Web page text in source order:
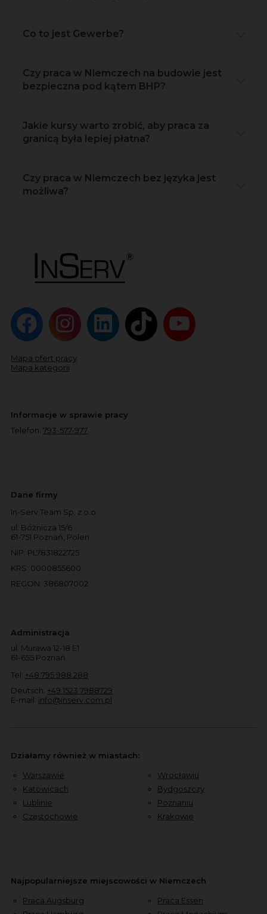
Co to jest Gewerbe?
Czy praca w Niemczech na budowie jest
bezpieczna pod kątem BHP?
Jakie kursy warto zrobić, aby praca za
granicą była lepiej płatna?
Czy praca w Niemczech bez języka jest
możliwa?
Mapa ofert pracy
Mapa kategorii
Informacje w sprawie pracy
Telefon: 793-577-977
Dane firmy
In-Serv Team Sp. z o.o.
ul. Bóżnicza 15/6
61-751 Poznań, Polen
NIP: PL7831822725
KRS: 0000855600
REGON: 386807002
Administracja
ul. Murawa 12-18 E1
61-655 Poznań
Tel: +48 795 988 288
Deutsch: +49 1523 7988729
E-mail: info@inserv.com.pl
Działamy również w miastach:
Warszawie
Katowicach
Lublinie
Częstochowie
Wrocławiu
Bydgoszczy
Poznaniu
Krakowie
Najpopularniejsze miejscowości w Niemczech
Praca Augsburg
Praca Essen